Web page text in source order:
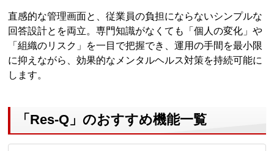
直感的な管理画面と、従業員の負担にならないシンプルな
回答設計とを両立。専門知識がなくても「個人の変化」や
「組織のリスク」を一目で把握でき、運用の手間を最小限
に抑えながら、効果的なメンタルヘルス対策を持続可能に
します。
「Res-Q」のおすすめ機能一覧